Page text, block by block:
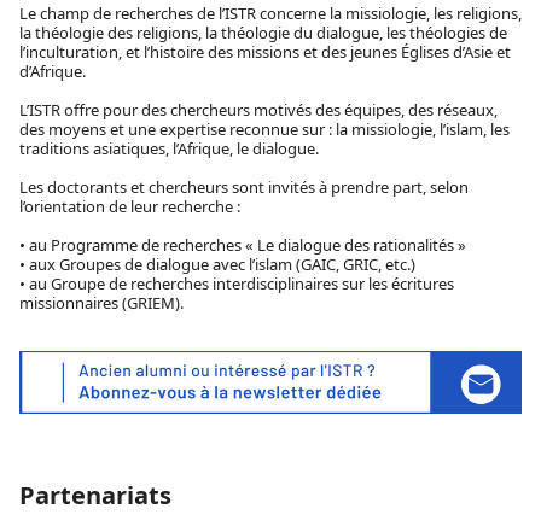
Le champ de recherches de l’ISTR concerne la missiologie, les religions,
la théologie des religions, la théologie du dialogue, les théologies de
l’inculturation, et l’histoire des missions et des jeunes Églises d’Asie et
d’Afrique.
L’ISTR offre pour des chercheurs motivés des équipes, des réseaux,
des moyens et une expertise reconnue sur : la missiologie, l’islam, les
traditions asiatiques, l’Afrique, le dialogue.
Les doctorants et chercheurs sont invités à prendre part, selon
l’orientation de leur recherche :
• au Programme de recherches « Le dialogue des rationalités »
• aux Groupes de dialogue avec l’islam (GAIC, GRIC, etc.)
• au Groupe de recherches interdisciplinaires sur les écritures
missionnaires (GRIEM).
Partenariats